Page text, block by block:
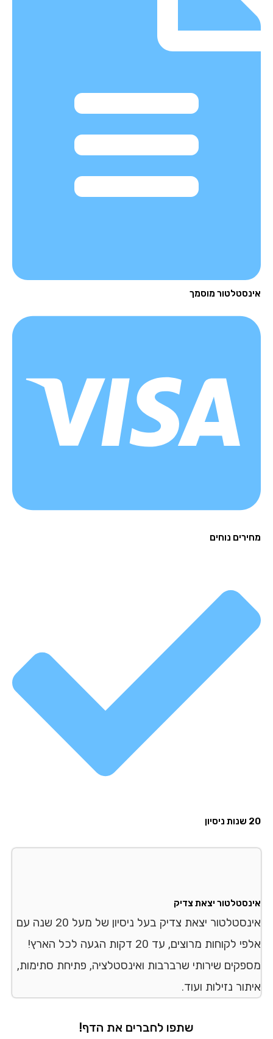
מוסמך
נוחים
יצאת צדיק
אינסטלטור יצאת צדיק בעל ניסיון של מעל 20 שנה עם
אלפי לקוחות מרוצים, עד 20 דקות הגעה לכל הארץ!
שירותי שרברבות ואינסטלציה, פתיחת סתימות,
נזילות ועוד.
שתפו לחברים את הדף!